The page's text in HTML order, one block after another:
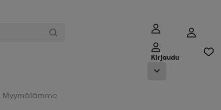
Kirjaudu
Myymälämme